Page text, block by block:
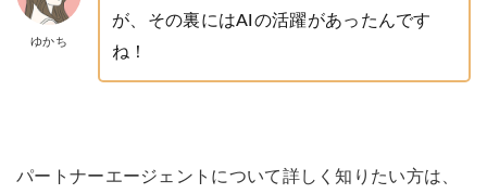
ゆかち
が、その裏にはAIの活躍があったんです
ね！
パートナーエージェントについて詳しく知りたい方は、